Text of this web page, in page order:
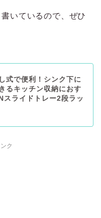
いているので、ぜひ
式で便利！シンク下に
るキッチン収納におす
スライドトレー2段ラッ
ク